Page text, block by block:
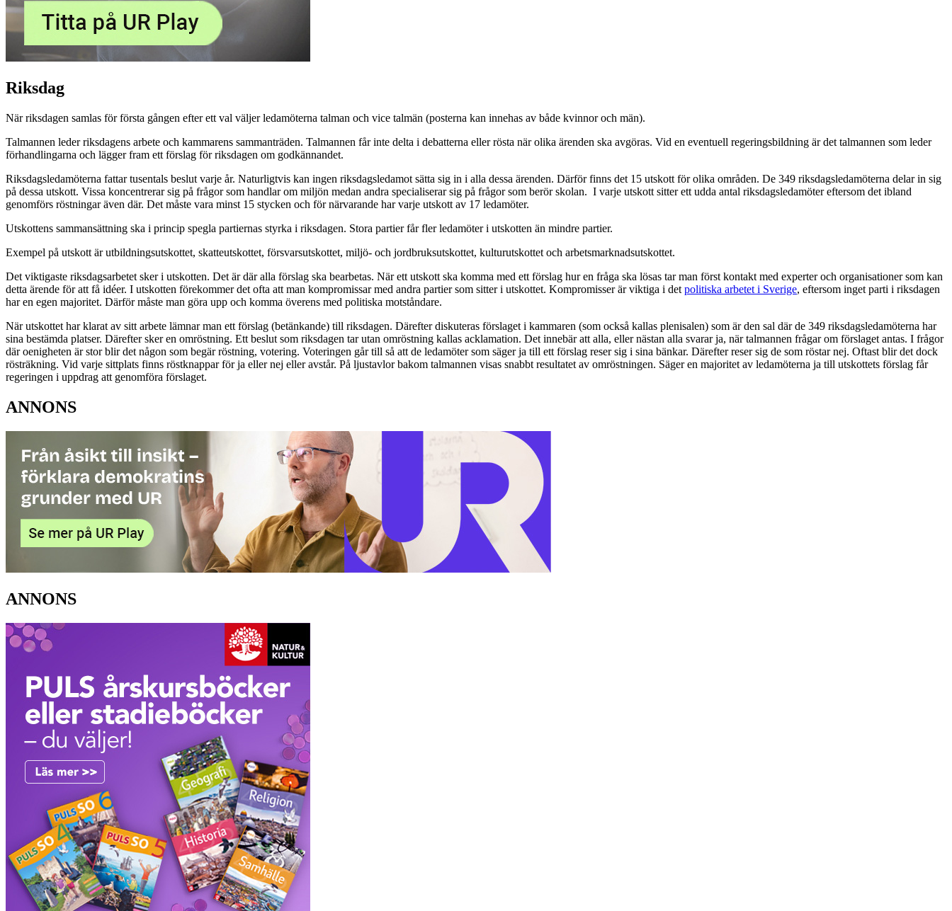
Riksdag
När riksdagen samlas för första gången efter ett val väljer ledamöterna talman och vice talmän (posterna kan innehas av både kvinnor och män).
Talmannen leder riksdagens arbete och kammarens sammanträden. Talmannen får inte delta i debatterna eller rösta när olika ärenden ska avgöras. Vid en eventuell regeringsbildning är det talmannen som leder
förhandlingarna och lägger fram ett förslag för riksdagen om godkännandet.
Riksdagsledamöterna fattar tusentals beslut varje år. Naturligtvis kan ingen riksdagsledamot sätta sig in i alla dessa ärenden. Därför finns det 15 utskott för olika områden. De 349 riksdagsledamöterna delar in sig
på dessa utskott. Vissa koncentrerar sig på frågor som handlar om miljön medan andra specialiserar sig på frågor som berör skolan. I varje utskott sitter ett udda antal riksdagsledamöter eftersom det ibland
genomförs röstningar även där. Det måste vara minst 15 stycken och för närvarande har varje utskott av 17 ledamöter.
Utskottens sammansättning ska i princip spegla partiernas styrka i riksdagen. Stora partier får fler ledamöter i utskotten än mindre partier.
Exempel på utskott är utbildningsutskottet, skatteutskottet, försvarsutskottet, miljö- och jordbruksutskottet, kulturutskottet och arbetsmarknadsutskottet.
Det viktigaste riksdagsarbetet sker i utskotten. Det är där alla förslag ska bearbetas. När ett utskott ska komma med ett förslag hur en fråga ska lösas tar man först kontakt med experter och organisationer som kan
detta ärende för att få idéer. I utskotten förekommer det ofta att man kompromissar med andra partier som sitter i utskottet. Kompromisser är viktiga i det politiska arbetet i Sverige, eftersom inget parti i riksdagen
har en egen majoritet. Därför måste man göra upp och komma överens med politiska motståndare.
När utskottet har klarat av sitt arbete lämnar man ett förslag (betänkande) till riksdagen. Därefter diskuteras förslaget i kammaren (som också kallas plenisalen) som är den sal där de 349 riksdagsledamöterna har
sina bestämda platser. Därefter sker en omröstning. Ett beslut som riksdagen tar utan omröstning kallas acklamation. Det innebär att alla, eller nästan alla svarar ja, när talmannen frågar om förslaget antas. I frågor
där oenigheten är stor blir det någon som begär röstning, votering. Voteringen går till så att de ledamöter som säger ja till ett förslag reser sig i sina bänkar. Därefter reser sig de som röstar nej. Oftast blir det dock
rösträkning. Vid varje sittplats finns röstknappar för ja eller nej eller avstår. På ljustavlor bakom talmannen visas snabbt resultatet av omröstningen. Säger en majoritet av ledamöterna ja till utskottets förslag får
regeringen i uppdrag att genomföra förslaget.
ANNONS
ANNONS